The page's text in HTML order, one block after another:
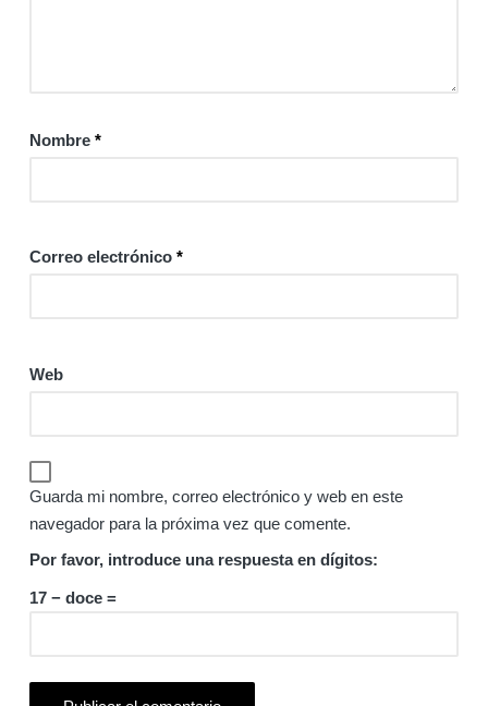
Nombre *
Correo electrónico *
Web
Guarda mi nombre, correo electrónico y web en este
navegador para la próxima vez que comente.
Por favor, introduce una respuesta en dígitos:
17 − doce =